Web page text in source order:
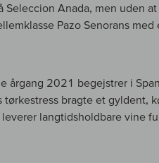
Anada, men uden
Pazo Senorans
årgang 2021 begejstrer i
tørkestress bragte et gyldent,
langtidsholdbare vine